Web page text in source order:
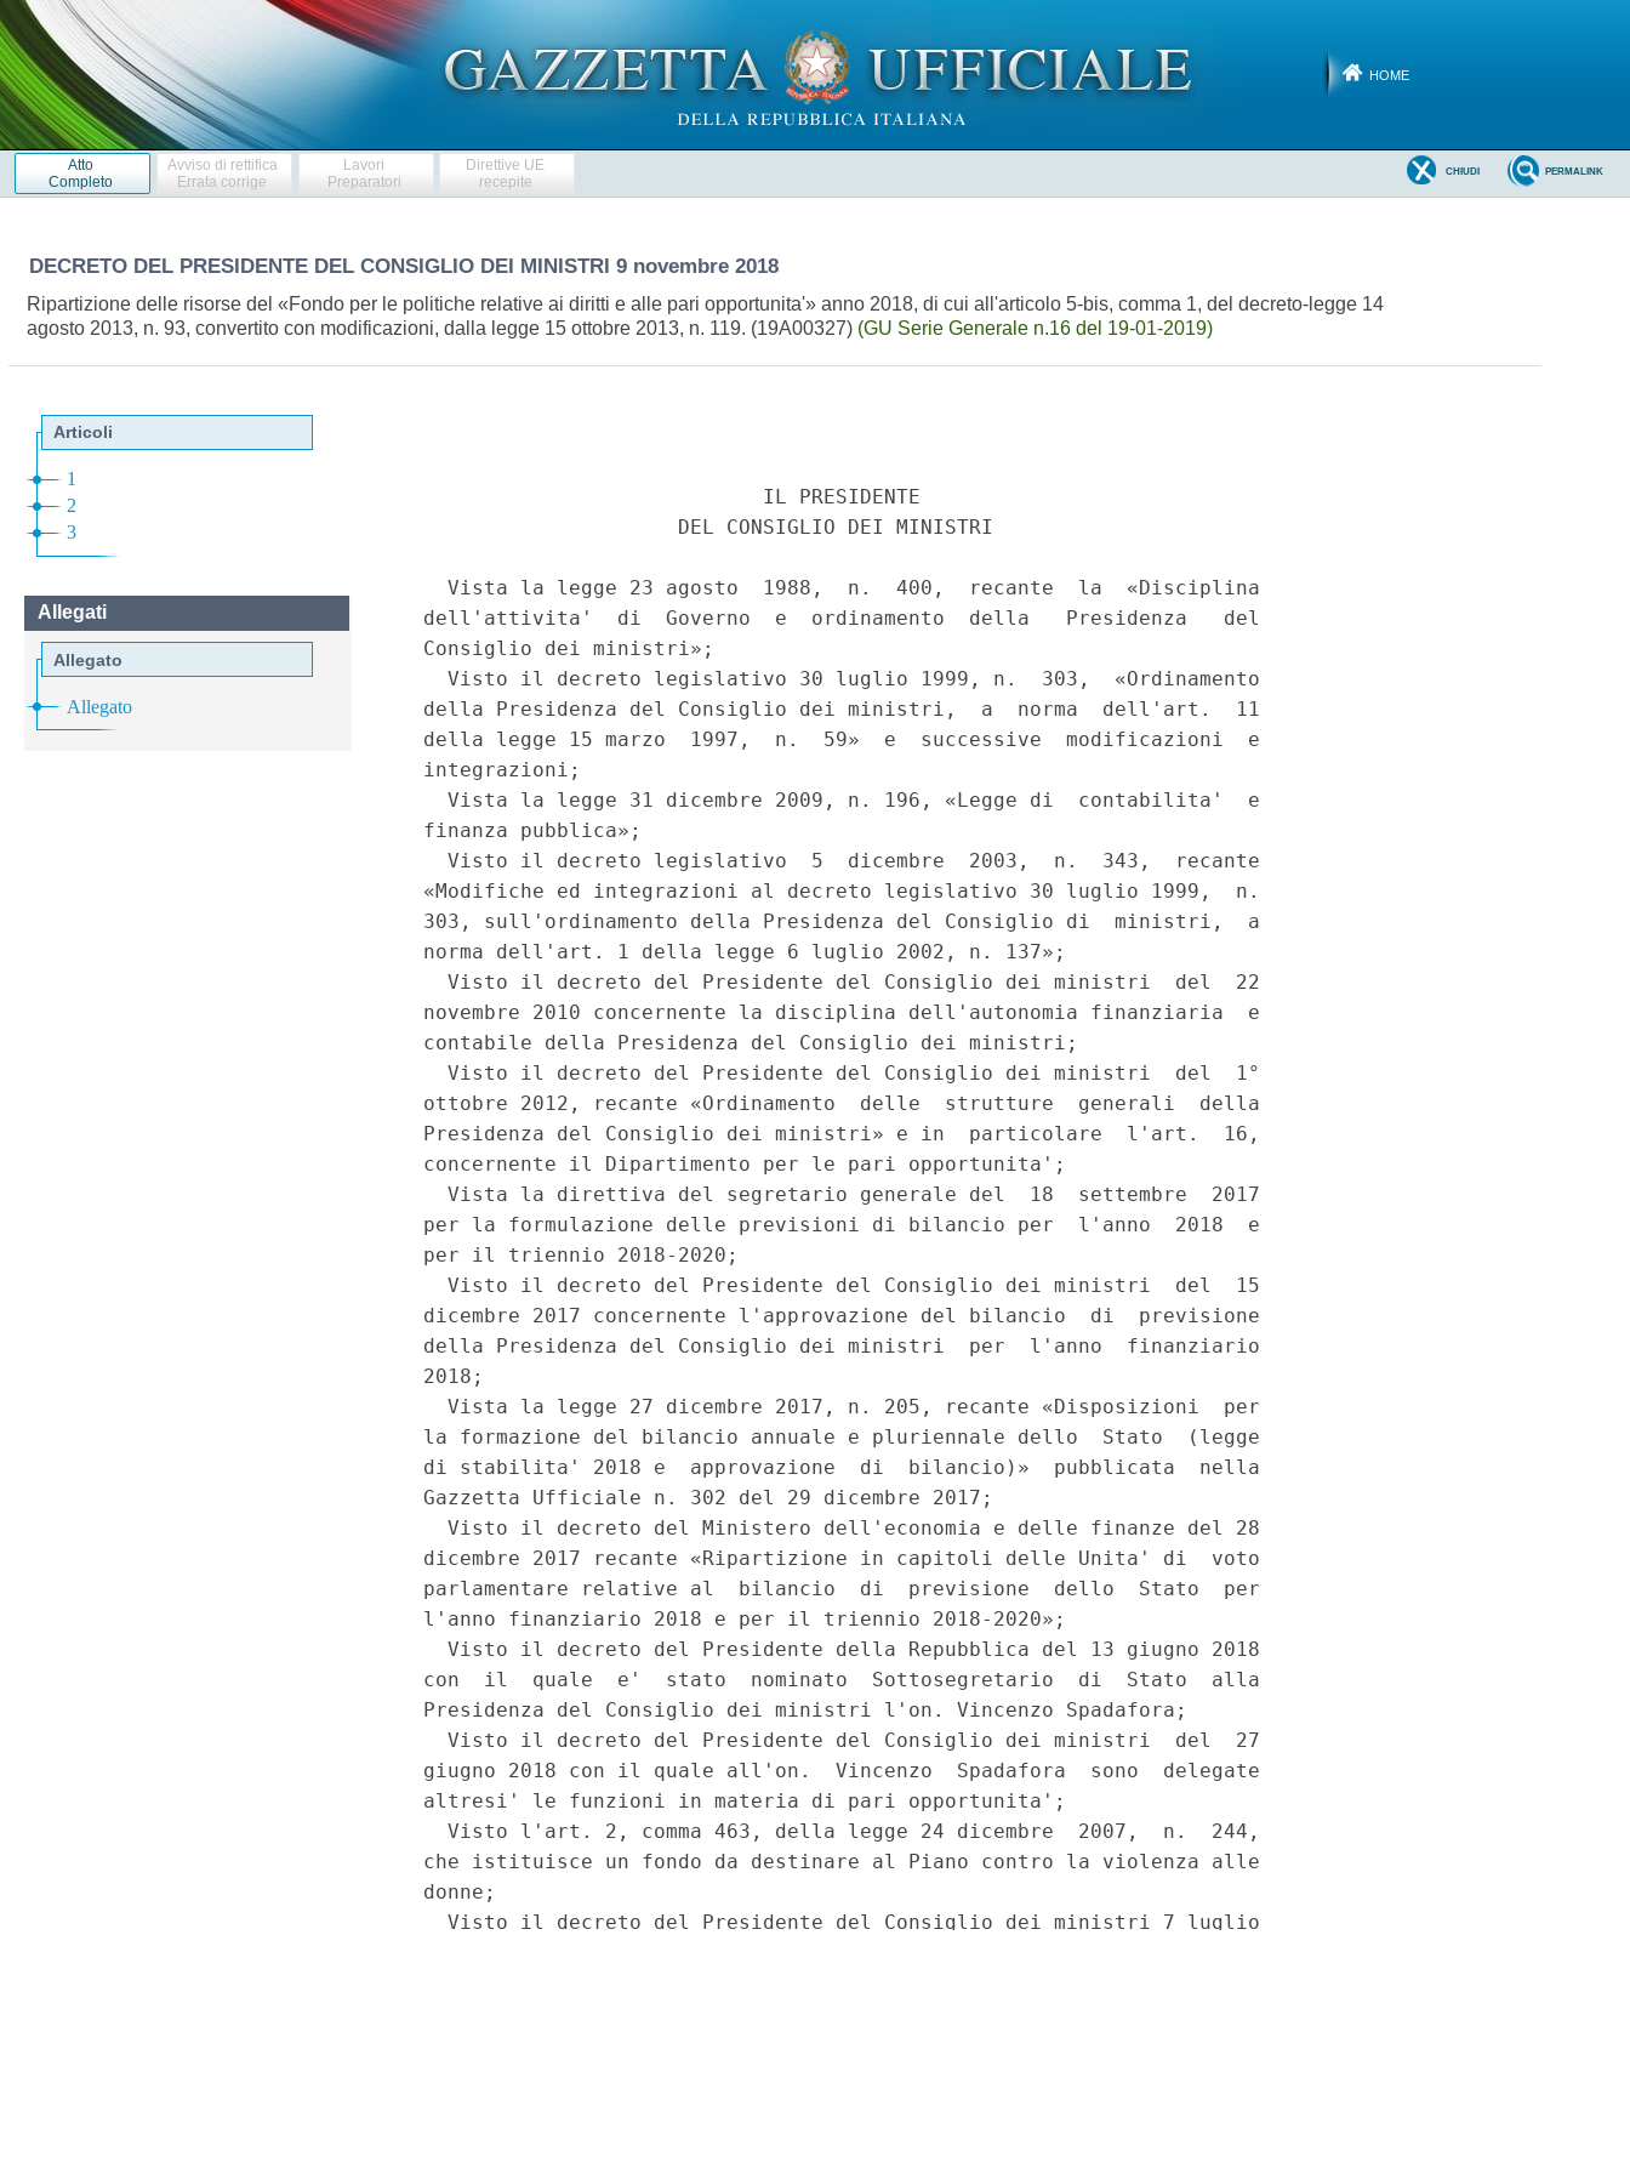
HOME
Atto
Completo
Avviso di rettifica
Errata corrige
Lavori
Preparatori
Direttive UE
recepite
PERMALINK
CHIUDI
DECRETO DEL PRESIDENTE DEL CONSIGLIO DEI MINISTRI 9 novembre 2018
Ripartizione delle risorse del «Fondo per le politiche relative ai diritti e alle pari opportunita'» anno 2018, di cui all'articolo 5-bis, comma 1, del decreto-legge 14
agosto 2013, n. 93, convertito con modificazioni, dalla legge 15 ottobre 2013, n. 119. (19A00327) (GU Serie Generale n.16 del 19-01-2019)